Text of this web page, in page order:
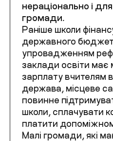
нераціонально і
громади.
Раніше школи
державного
упровадженням
заклади освіти має
зарплату вчителям
держава, місцеве
повинне
школи, сплачувати
платити
Малі громади, які